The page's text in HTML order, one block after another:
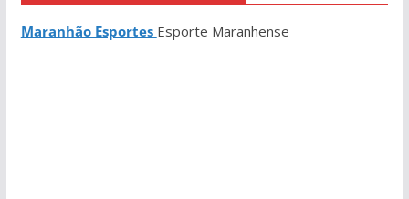
Maranhão Esportes Esporte Maranhense